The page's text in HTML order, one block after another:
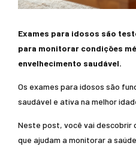
Exames para idosos são
para monitorar condições
envelhecimento saudável.
Os exames para idosos são
saudável e ativa na melhor
Neste post, você vai descobrir
que ajudam a monitorar a